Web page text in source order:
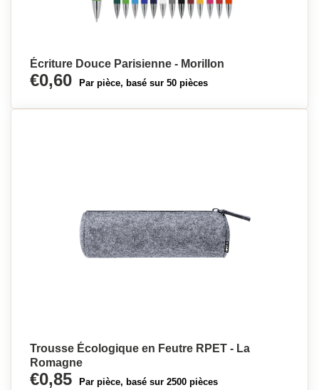
Écriture Douce Parisienne - Morillon
€0,60 Par pièce, basé sur 50 pièces
Trousse Écologique en Feutre RPET - La
Romagne
€0,85 Par pièce, basé sur 2500 pièces